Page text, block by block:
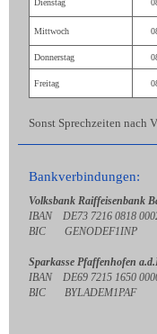
Dienstag
Mittwoch
Donnerstag
Freitag
Sonst Sprechzeiten nach
Bankverbindungen:
Volksbank Raiffeisenbank
IBAN DE73 7216 0818
BIC GENODEF1INP
Sparkasse Pfaffenhofen
IBAN DE69 7215 1650
BIC BYLADEM1PAF